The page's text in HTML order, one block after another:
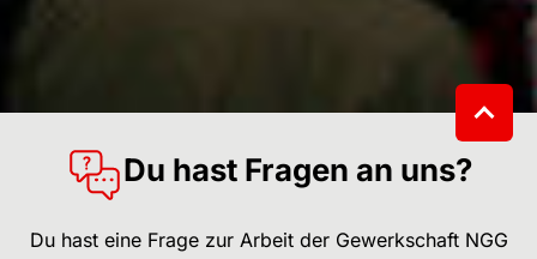
Du hast Fragen an uns?
Du hast eine Frage zur Arbeit der Gewerkschaft NGG